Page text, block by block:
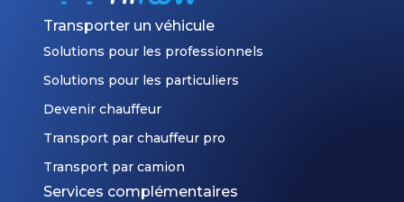
Transporter un véhicule
Solutions pour les professionnels
Solutions pour les particuliers
Devenir chauffeur
Transport par chauffeur pro
Transport par camion
Services complémentaires